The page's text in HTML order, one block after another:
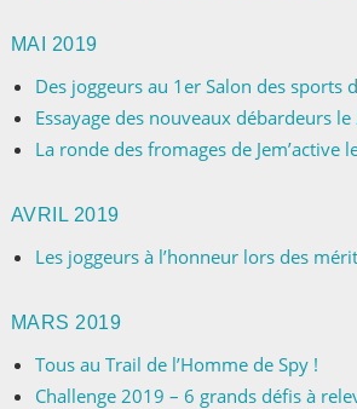
MAI 2019
Des joggeurs au 1er Salon des sports
Essayage des nouveaux débardeurs
La ronde des fromages de Jem’active
AVRIL 2019
Les joggeurs à l’honneur lors des
MARS 2019
Tous au Trail de l’Homme de Spy !
Challenge 2019 – 6 grands défis à